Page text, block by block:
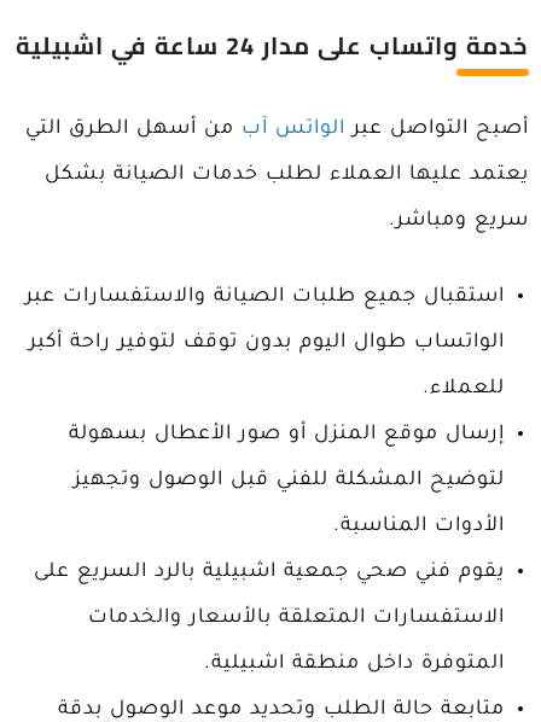
خدمة واتساب على مدار 24 ساعة في اشبيلية
أصبح التواصل عبر الواتس آب من أسهل الطرق التي
يعتمد عليها العملاء لطلب خدمات الصيانة بشكل
سريع ومباشر.
استقبال جميع طلبات الصيانة والاستفسارات عبر
الواتساب طوال اليوم بدون توقف لتوفير راحة أكبر
للعملاء.
إرسال موقع المنزل أو صور الأعطال بسهولة
لتوضيح المشكلة للفني قبل الوصول وتجهيز
الأدوات المناسبة.
يقوم فني صحي جمعية اشبيلية بالرد السريع على
الاستفسارات المتعلقة بالأسعار والخدمات
المتوفرة داخل منطقة اشبيلية.
متابعة حالة الطلب وتحديد موعد الوصول بدقة